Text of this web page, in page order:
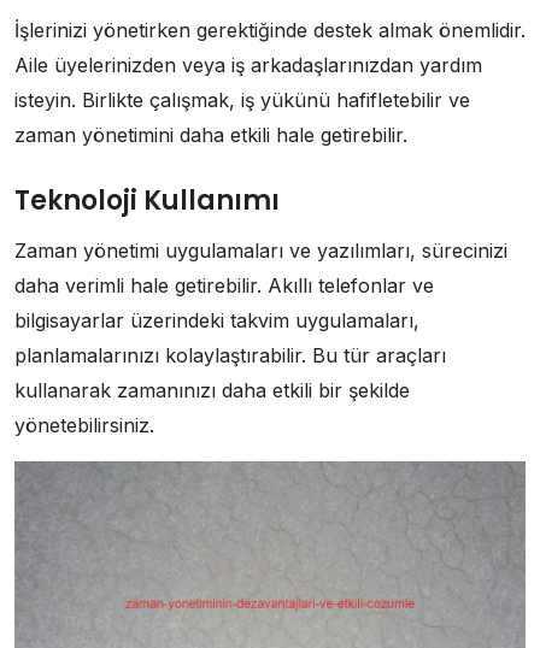
İşlerinizi yönetirken gerektiğinde destek almak önemlidir.
Aile üyelerinizden veya iş arkadaşlarınızdan yardım
isteyin. Birlikte çalışmak, iş yükünü hafifletebilir ve
zaman yönetimini daha etkili hale getirebilir.
Teknoloji Kullanımı
Zaman yönetimi uygulamaları ve yazılımları, sürecinizi
daha verimli hale getirebilir. Akıllı telefonlar ve
bilgisayarlar üzerindeki takvim uygulamaları,
planlamalarınızı kolaylaştırabilir. Bu tür araçları
kullanarak zamanınızı daha etkili bir şekilde
yönetebilirsiniz.